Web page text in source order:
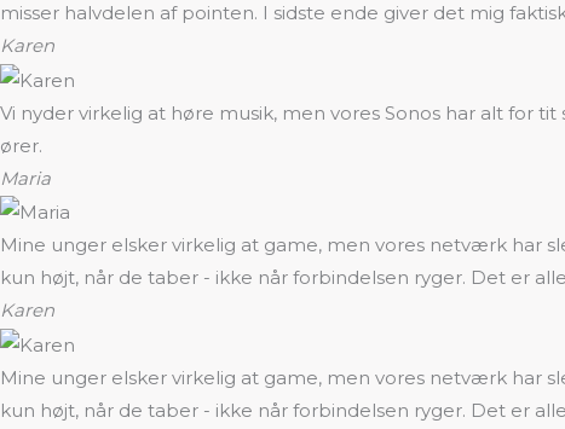
misser halvdelen af pointen. I sidste ende giver det mig
Karen
Vi nyder virkelig at høre musik, men vores Sonos har alt for
ører.
Maria
Mine unger elsker virkelig at game, men vores netværk har
kun højt, når de taber - ikke når forbindelsen ryger. Det er
Karen
Mine unger elsker virkelig at game, men vores netværk har
kun højt, når de taber - ikke når forbindelsen ryger. Det er